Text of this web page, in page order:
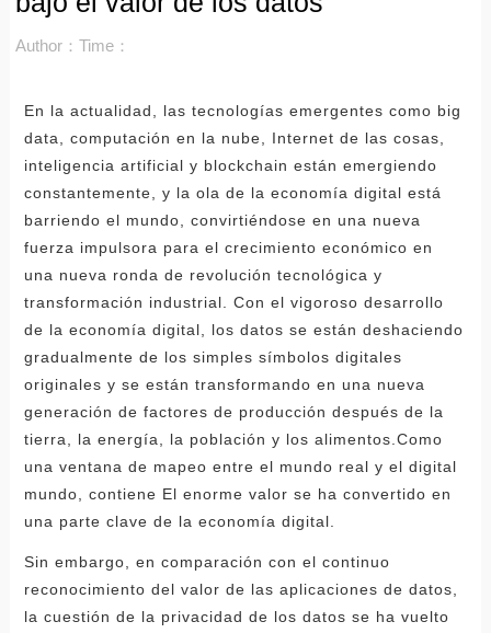
Author： Time：
En la actualidad, las tecnologías emergentes como big
data, computación en la nube, Internet de las cosas,
inteligencia artificial y blockchain están emergiendo
constantemente, y la ola de la economía digital está
barriendo el mundo, convirtiéndose en una nueva
fuerza impulsora para el crecimiento económico en
una nueva ronda de revolución tecnológica y
transformación industrial. Con el vigoroso desarrollo
de la economía digital, los datos se están deshaciendo
gradualmente de los simples símbolos digitales
originales y se están transformando en una nueva
generación de factores de producción después de la
tierra, la energía, la población y los alimentos.Como
una ventana de mapeo entre el mundo real y el digital
mundo, contiene El enorme valor se ha convertido en
una parte clave de la economía digital.
Sin embargo, en comparación con el continuo
reconocimiento del valor de las aplicaciones de datos,
la cuestión de la privacidad de los datos se ha vuelto